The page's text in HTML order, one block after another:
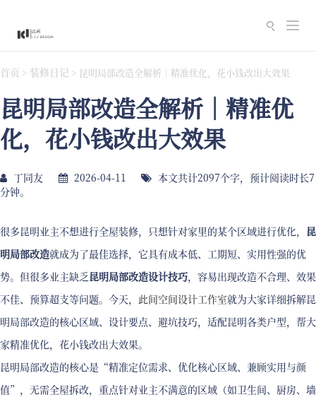
切
换
导
航
首页 > 装修日记 > 昆明局部改造全解析｜精准优化，花小钱改出大效果
昆明局部改造全解析｜精准优
化，花小钱改出大效果
丁同友 2026-04-11
本文共计2097个字，预计阅读时长7
分钟。
很多昆明业主不想进行全屋装修，只想针对家里的某个区域进行优化， 昆
明局部改造就成为了最佳选择，它具有成本低、工期短、实用性强的优
势。但很多业主缺乏 昆明局部改造设计技巧，容易出现改造不合理、效果
不佳、预算超支等问题。今天， 此间空间设计工作室就为大家详细拆解昆
明局部改造的核心区域、设计要点、避坑技巧，适配昆明各类户型，帮大
家精准优化，花小钱改出大效果。
昆明局部改造的核心是“精准定位需求、优化核心区域、兼顾实用与颜
值”，无需全屋拆改，重点针对业主不满意的区域（如卫生间、厨房、墙